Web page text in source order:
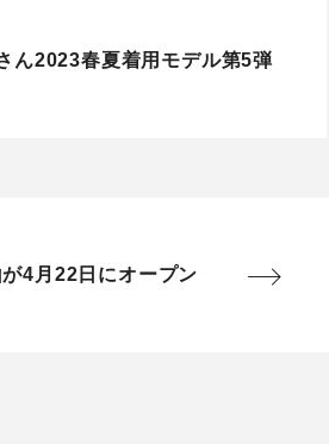
ん2023春夏着用モデル第5弾
4月22日にオープン